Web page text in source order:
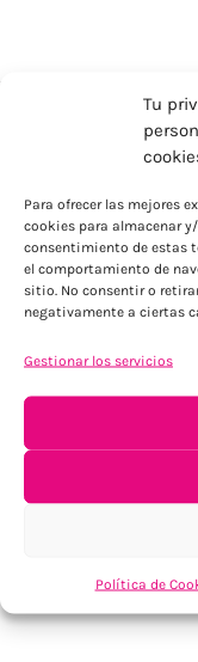
Tu
Para ofrecer las mejores
cookies para almacenar
consentimiento de estas
el comportamiento de
sitio. No consentir o
negativamente a ciertas
Gestionar los servicios
Política de
Para
Tu